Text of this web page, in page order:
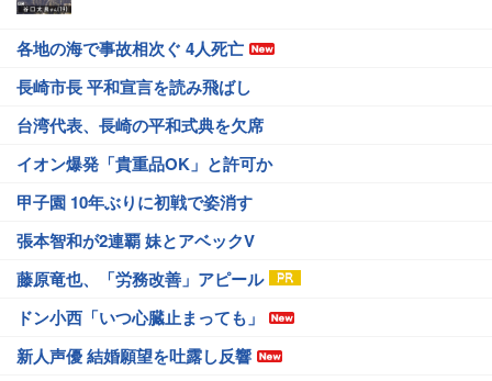
各地の海で事故相次ぐ 4人死亡
長崎市長 平和宣言を読み飛ばし
台湾代表、長崎の平和式典を欠席
イオン爆発「貴重品OK」と許可か
甲子園 10年ぶりに初戦で姿消す
張本智和が2連覇 妹とアベックV
藤原竜也、「労務改善」アピール
ドン小西「いつ心臓止まっても」
新人声優 結婚願望を吐露し反響